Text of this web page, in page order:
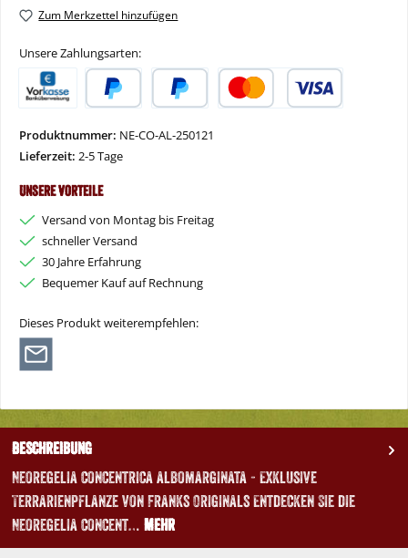
Zum Merkzettel hinzufügen
Unsere Zahlungsarten:
Produktnummer: NE-CO-AL-250121
Lieferzeit: 2-5 Tage
Unsere Vorteile
Versand von Montag bis Freitag
schneller Versand
30 Jahre Erfahrung
Bequemer Kauf auf Rechnung
Dieses Produkt weiterempfehlen:
Beschreibung
Neoregelia concentrica albomarginata - Exklusive
Terrarienpflanze von Franks Originals Entdecken Sie die
Neoregelia concent… Mehr